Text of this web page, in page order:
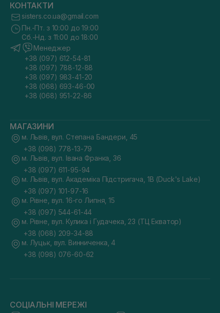
КОНТАКТИ
sisters.co.ua@gmail.com
Пн.-Пт. з 10:00 до 19:00
Сб.-Нд. з 11:00 до 18:00
Менеджер
+38 (097) 612-54-81
+38 (097) 788-12-88
+38 (097) 983-41-20
+38 (068) 693-46-00
+38 (068) 951-22-86
МАГАЗИНИ
м. Львів, вул. Степана Бандери, 45
+38 (098) 778-13-79
м. Львів, вул. Івана Франка, 36
+38 (097) 611-95-94
м. Львів, вул. Академіка Підстригача, 1В (Duck's Lake)
+38 (097) 101-97-16
м. Рівне, вул. 16-го Липня, 15
+38 (097) 544-61-44
м. Рівне, вул. Кулика і Гудачека, 23 (ТЦ Екватор)
+38 (068) 209-34-88
м. Луцьк, вул. Винниченка, 4
+38 (098) 076-60-62
СОЦІАЛЬНІ МЕРЕЖІ